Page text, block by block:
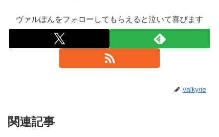
ヴァルぽんをフォローしてもらえると泣いて喜びます
valkyrie
関連記事